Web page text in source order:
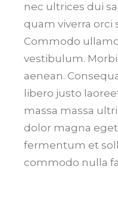
nec ultrices dui
quam viverra orci
Commodo
vestibulum.
aenean.
libero justo
massa massa
dolor magna
fermentum et
commodo nulla